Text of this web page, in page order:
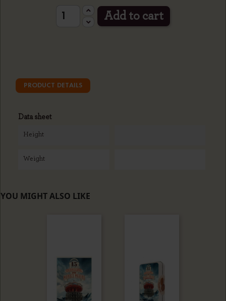
Add to cart
PRODUCT DETAILS
Data sheet
Height
Weight
YOU MIGHT ALSO LIKE